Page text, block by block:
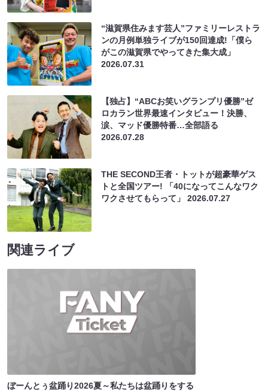
“滋賀県住みます芸人”ファミリーレストラ
ンの月例単独ライブが150回達成!「僕ら
がこの滋賀県でやってきた集大成」
2026.07.31
【独占】“ABCお笑いグランプリ優勝”ゼ
ロカラン世界最速インタビュー！決勝、
涙、マッド優勝特番…全部語る
2026.07.28
THE SECOND王者・トットが超豪華ゲス
トと全国ツアー! 「40になってこんなワク
ワクさせてもらって」2026.07.27
関連ライブ
ぼーんとぅ盆踊り2026夏～私たちは盆踊りをする